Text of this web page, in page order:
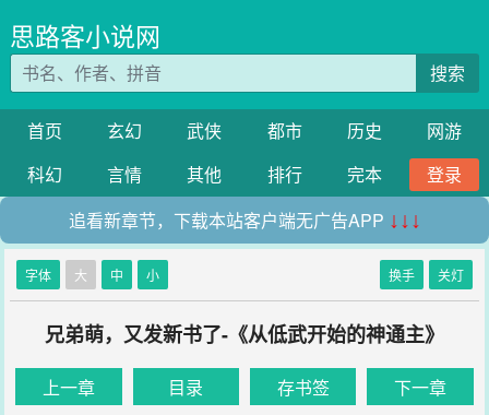
思路客小说网
搜索
首页 玄幻 武侠 都市 历史
网游
科幻
言情 其他 排行 完本
登录
追看新章节，下载本站客户端无广告APP ↓↓↓
字体 大 中 小 换手 关灯
兄弟萌，又发新书了-《从低武开始的神通主》
上一章 目录 存书签 下一章